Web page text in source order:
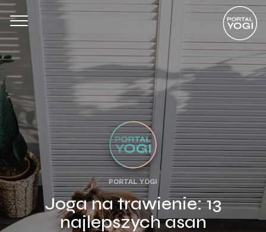
PORTAL YOGI
Joga na trawienie: 13
najlepszych asan